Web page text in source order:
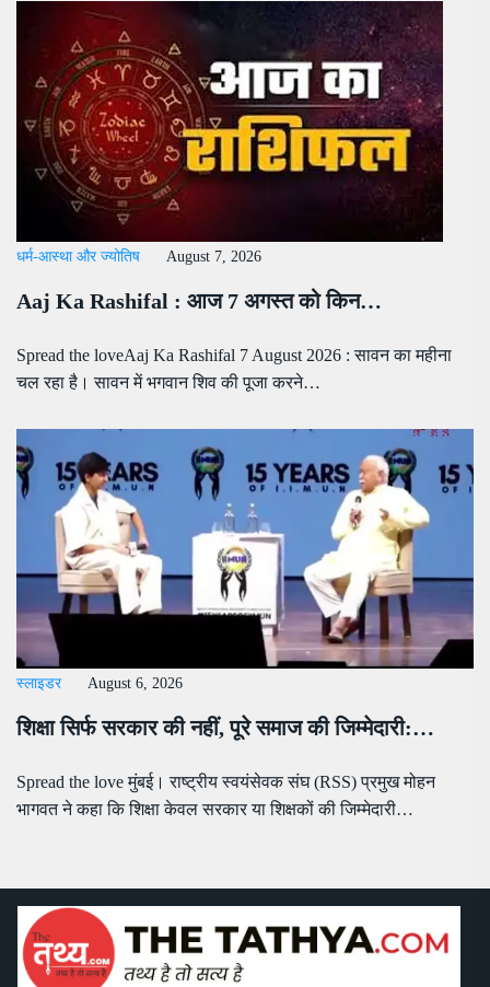
धर्म-आस्था और ज्योतिष August 7, 2026
Aaj Ka Rashifal : आज 7 अगस्त को किन…
Spread the loveAaj Ka Rashifal 7 August 2026 : सावन का महीना
चल रहा है। सावन में भगवान शिव की पूजा करने…
स्लाइडर August 6, 2026
शिक्षा सिर्फ सरकार की नहीं, पूरे समाज की जिम्मेदारी:…
Spread the love मुंबई। राष्ट्रीय स्वयंसेवक संघ (RSS) प्रमुख मोहन
भागवत ने कहा कि शिक्षा केवल सरकार या शिक्षकों की जिम्मेदारी…